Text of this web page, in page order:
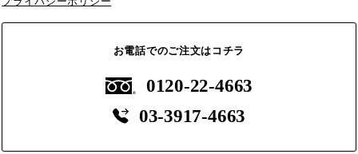
お電話でのご注文はコチラ
0120-22-4663
03-3917-4663